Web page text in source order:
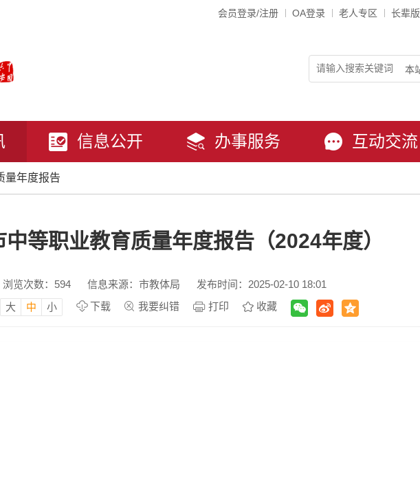
会员登录/注册 OA登录 老人专区 长辈版
信息公开 办事服务 互动交流
量年度报告
中等职业教育质量年度报告（2024年度）
浏览次数： 594 信息来源：市教体局
发布时间：2025-02-10 18:01
大 中 小 下载 我要纠错 打印 收藏